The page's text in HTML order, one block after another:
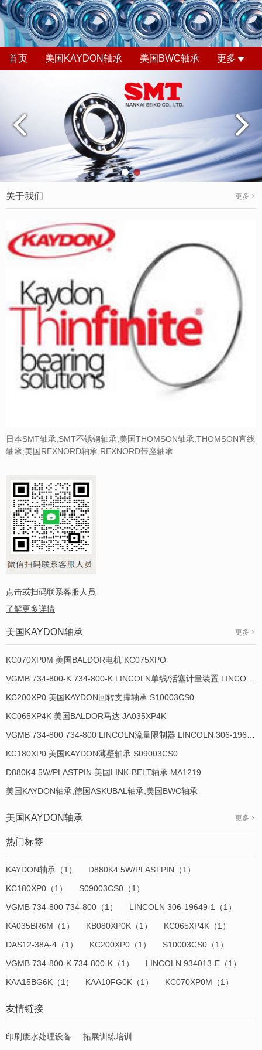
首页 美国KAYDON轴承 美国BWC轴承 更多
关于我们 更多
日本SMT轴承,SMT不锈钢轴承;美国THOMSON轴承,THOMSON直线
轴承;美国REXNORD轴承,REXNORD带座轴承
点击或扫码联系客服人员
了解更多详情
美国KAYDON轴承 更多
KC070XP0M 美国BALDOR电机 KC075XPO
KC200XP0 美国KAYDON回转支撑轴承 S10003CS0
KC065XP4K 美国BALDOR马达 JA035XP4K
KC180XP0 美国KAYDON薄壁轴承 S09003CS0
D880K4.5W/PLASTPIN 美国LINK-BELT轴承 MA1219
美国KAYDON轴承,德国ASKUBAL轴承,美国BWC轴承
美国KAYDON轴承 更多
热门标签
KAYDON轴承（1）
D880K4.5W/PLASTPIN（1）
KC180XP0（1）
S09003CS0（1）
VGMB 734-800 734-800（1）
LINCOLN 306-19649-1（1）
KA035BR6M（1）
KB080XP0K（1）
KC065XP4K（1）
DAS12-38A-4（1）
KC200XP0（1）
S10003CS0（1）
VGMB 734-800-K 734-800-K（1）
LINCOLN 934013-E（1）
KAA15BG6K（1）
KAA10FG0K（1） KC070XP0M（1）
友情链接
印刷废水处理设备 拓展训练培训